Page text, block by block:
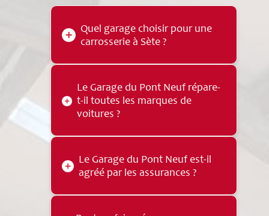
Quel garage choisir pour une
carrosserie à Sète ?
est une
carrosserie reconnue à Sète, dans
l’Hérault. La carrosserie est son
cœur de métier depuis plus de 40
ans, avec une expertise sur les
Le Garage du Pont Neuf répare-
t-il toutes les marques de
voitures ?
en charge les véhicules de toutes
marques, aussi bien pour les travaux
de carrosserie, de peinture que de
Le Garage du Pont Neuf est-il
agréé par les assurances ?
Oui, le Garage du Pont Neuf est